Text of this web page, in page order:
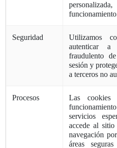
Seguridad
Utilizamos
autenticar
fraudulento
sesión y
a terceros no
Procesos
Las cookies
servicios
accede al
navegación
áreas